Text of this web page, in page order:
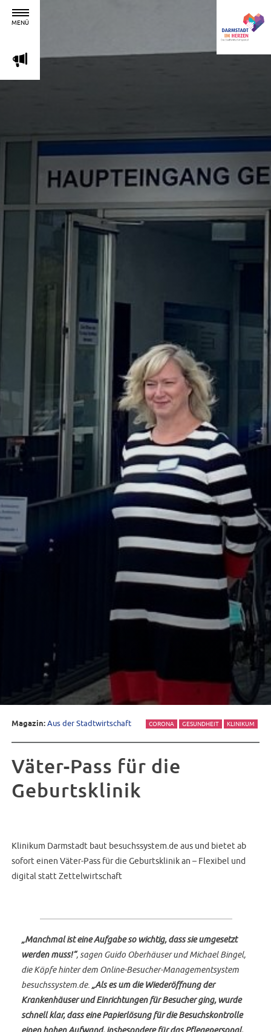
MENÜ
m
Magazin:Aus der Stadtwirtschaft CORONA GESUNDHEIT KLINIKUM
Väter-Pass für die
Geburtsklinik
Klinikum Darmstadt baut besuchssystem.de aus und bietet ab
sofort einen Väter-Pass für die Geburtsklinik an – Flexibel und
digital statt Zettelwirtschaft
„Manchmal ist eine Aufgabe so wichtig, dass sie umgesetzt
werden muss!“, sagen Guido Oberhäuser und Michael Bingel,
die Köpfe hinter dem Online-Besucher-Managementsystem
besuchssystem.de. „Als es um die Wiederöffnung der
Krankenhäuser und Einrichtungen für Besucher ging, wurde
schnell klar, dass eine Papierlösung für die Besuchskontrolle